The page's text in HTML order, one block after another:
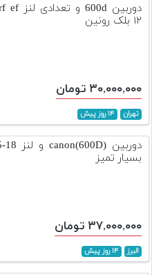
۱۲ بلک رونین
۳۰,۰۰۰,۰۰۰ تومان
تهران ۱۴ روز پیش
بسیار تمیز
۳۷,۰۰۰,۰۰۰ تومان
البرز ۱۴ روز پیش